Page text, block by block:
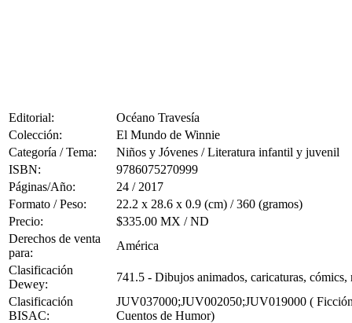
Editorial:
Océano Travesía
Colección:
El Mundo de Winnie
Categoría / Tema:
Niños y Jóvenes / Literatura infantil y juvenil
ISBN:
9786075270999
Páginas/Año:
24 / 2017
Formato / Peso:
22.2 x 28.6 x 0.9 (cm) / 360 (gramos)
Precio:
$335.00 MX / ND
Derechos de venta
para:
América
Clasificación
Dewey:
741.5 - Dibujos animados, caricaturas, cómics,
Clasificación
BISAC:
JUV037000;JUV002050;JUV019000 (
Cuentos de Humor)